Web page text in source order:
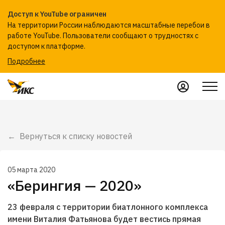
Доступ к YouTube ограничен
На территории России наблюдаются масштабные перебои в
работе YouTube. Пользователи сообщают о трудностях с
доступом к платформе.
Подробнее
Вернуться к списку новостей
05 марта 2020
«Берингия — 2020»
23 февраля с территории биатлонного комплекса
имени Виталия Фатьянова будет вестись прямая